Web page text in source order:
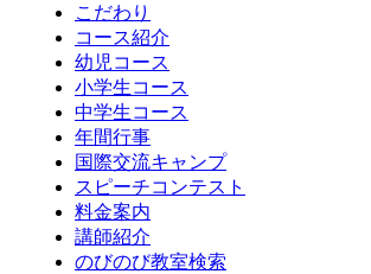
こだわり
コース紹介
幼児コース
小学生コース
中学生コース
年間行事
国際交流キャンプ
スピーチコンテスト
料金案内
講師紹介
のびのび教室検索